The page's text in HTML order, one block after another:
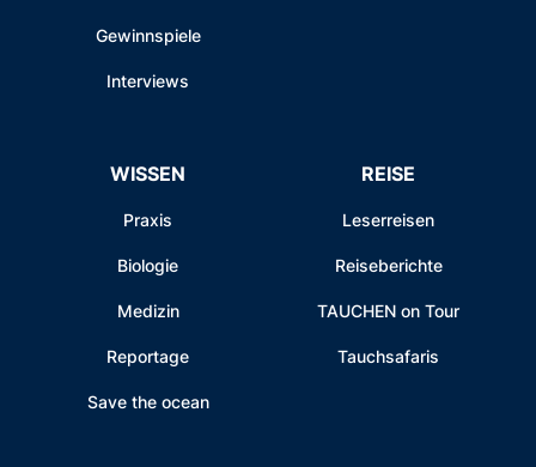
Gewinnspiele
Interviews
WISSEN
Praxis
Biologie
Medizin
Reportage
Save the ocean
REISE
Leserreisen
Reiseberichte
TAUCHEN on Tour
Tauchsafaris